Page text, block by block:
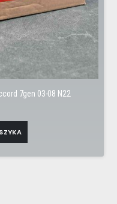
7gen 03-08 N22